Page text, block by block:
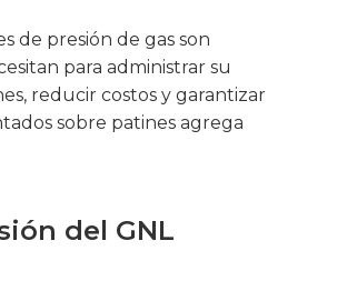
de presión de gas son
para administrar su
reducir costos y garantizar
sobre patines agrega
del GNL